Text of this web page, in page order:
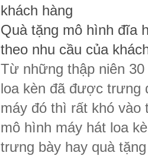
khách hàng
Quà tặng mô hình đĩa
theo nhu cầu của
Từ những thập niên
loa kèn đã được trưng
máy đó thì rất khó
mô hình máy hát loa
trưng bày hay quà